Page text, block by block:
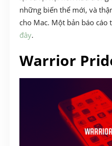
những biến thể mới, và
cho Mac. Một bản báo cáo
đây.
Warrior